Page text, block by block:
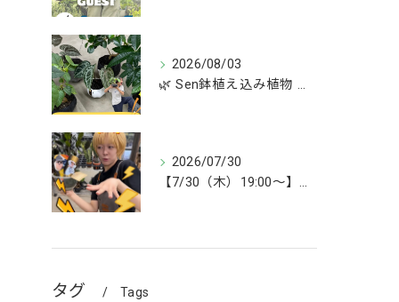
2026/08/03
🌿 Sen鉢植え込み植物 オンラインショップデビュー！ 🌿
2026/07/30
【7/30（木）19:00〜】今週は雑貨&植物ライブ！
タグ Tags